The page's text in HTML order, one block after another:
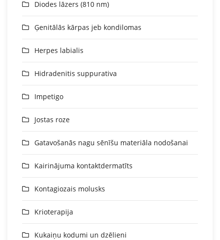
Diodes lāzers (810 nm)
Ģenitālās kārpas jeb kondilomas
Herpes labialis
Hidradenitis suppurativa
Impetigo
Jostas roze
Gatavošanās nagu sēnīšu materiāla nodošanai
Kairinājuma kontaktdermatīts
Kontagiozais molusks
Krioterapija
Kukaiņu kodumi un dzēlieni